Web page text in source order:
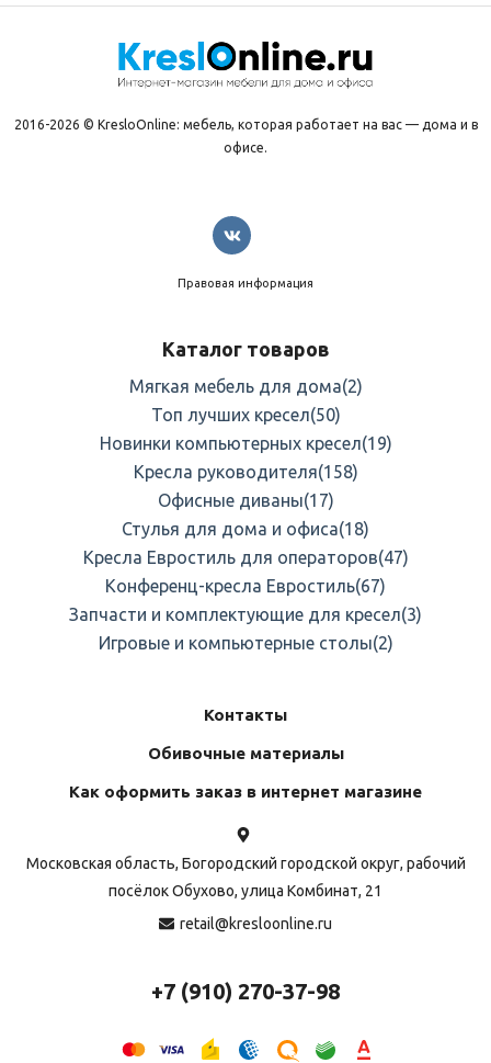
2016-2026 © KresloOnline: мебель, которая работает на вас — дома и в
офисе.
Правовая информация
Каталог товаров
Мягкая мебель для дома(2)
Топ лучших кресел(50)
Новинки компьютерных кресел(19)
Кресла руководителя(158)
Офисные диваны(17)
Стулья для дома и офиса(18)
Кресла Евростиль для операторов(47)
Конференц-кресла Евростиль(67)
Запчасти и комплектующие для кресел(3)
Игровые и компьютерные столы(2)
Контакты
Обивочные материалы
Как оформить заказ в интернет магазине
Московская область, Богородский городской округ, рабочий
посёлок Обухово, улица Комбинат, 21
retail@kresloonline.ru
+7 (910) 270-37-98